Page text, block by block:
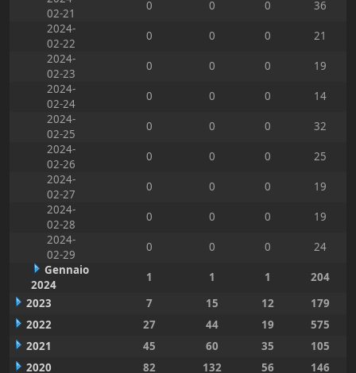
02-21
0 0 0
36
2024-
02-22
0 0 0
21
2024-
02-23
0 0 0
19
2024-
02-24
0 0 0
14
2024-
02-25
0 0 0
32
2024-
02-26
0 0 0
25
2024-
02-27
0 0 0
19
2024-
02-28
0 0 0
19
2024-
02-29
0 0 0
24
Gennaio
2024
1 1 1
204
2023
7 15 12
179
2022
27 44 19
575
2021
45 60 35
105
2020
82 132 56 146